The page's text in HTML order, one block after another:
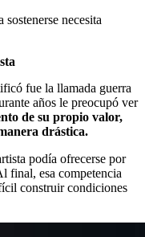
necesita
fue la llamada guerra
años le preocupó ver
de su propio valor,
drástica.
podía ofrecerse por
final, esa competencia
construir condiciones